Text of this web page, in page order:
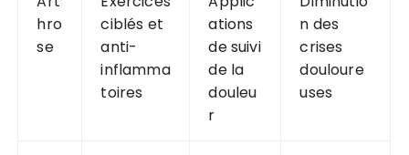
hro
se
ciblés et
anti-
inflamma
toires
ations
de suivi
de la
douleu
r
n des
crises
douloure
uses